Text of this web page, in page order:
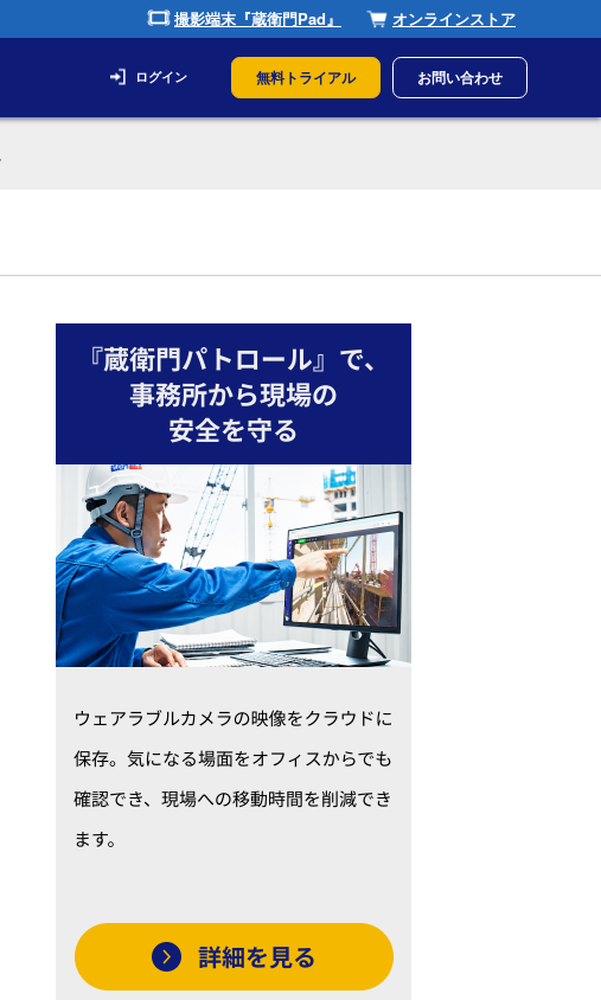
撮影端末『蔵衛門Pad』 オンラインストア
ログイン 無料トライアル お問い合わせ